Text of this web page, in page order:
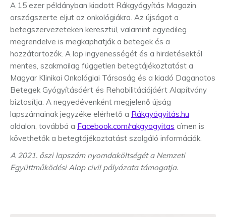
A 15 ezer példányban kiadott Rákgyógyítás Magazin
országszerte eljut az onkológiákra. Az újságot a
betegszervezeteken keresztül, valamint egyedileg
megrendelve is megkaphatják a betegek és a
hozzátartozók. A lap ingyenességét és a hirdetésektől
mentes, szakmailag független betegtájékoztatást a
Magyar Klinikai Onkológiai Társaság és a kiadó Daganatos
Betegek Gyógyításáért és Rehabilitációjáért Alapítvány
biztosítja. A negyedévenként megjelenő újság
lapszámainak jegyzéke elérhető a Rákgyógyítás.hu
oldalon, továbbá a Facebook.com/rakgyogyitas címen is
követhetők a betegtájékoztatást szolgáló információk.
A 2021. őszi lapszám nyomdaköltségét a Nemzeti
Együttműködési Alap civil pályázata támogatja.